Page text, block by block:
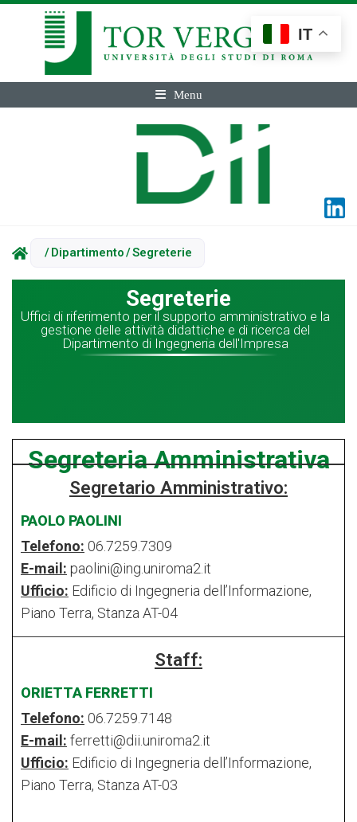
Menu
/Dipartimento/Segreterie
Segreterie
Uffici di riferimento per il supporto amministrativo e la
gestione delle attività didattiche e di ricerca del
Dipartimento di Ingegneria dell'Impresa
Segreteria Amministrativa
Segretario Amministrativo:
PAOLO PAOLINI
Telefono: 06.7259.7309
E-mail: paolini@ing.uniroma2.it
Ufficio: Edificio di Ingegneria dell’Informazione,
Piano Terra, Stanza AT-04
Staff:
ORIETTA FERRETTI
Telefono: 06.7259.7148
E-mail: ferretti@dii.uniroma2.it
Ufficio: Edificio di Ingegneria dell’Informazione,
Piano Terra, Stanza AT-03
IT